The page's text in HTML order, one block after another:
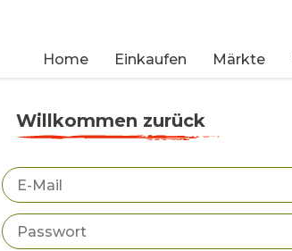
Home Einkaufen Märkte
Willkommen zurück